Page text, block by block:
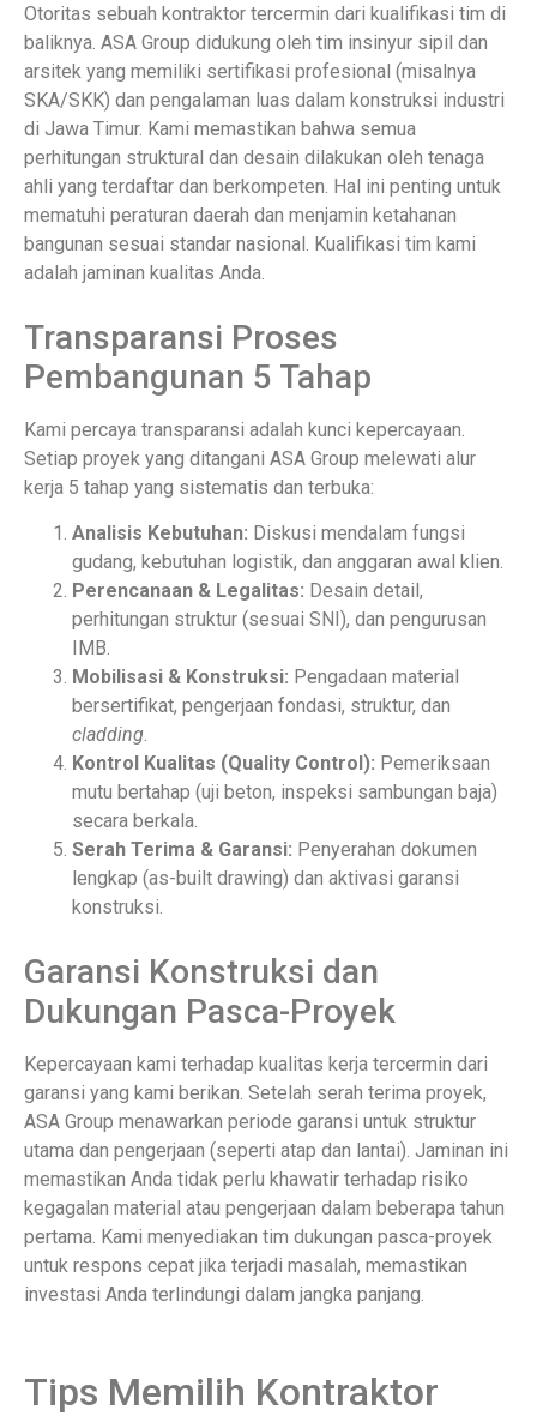
Otoritas sebuah kontraktor tercermin dari kualifikasi tim di
baliknya. ASA Group didukung oleh tim insinyur sipil dan
arsitek yang memiliki sertifikasi profesional (misalnya
SKA/SKK) dan pengalaman luas dalam konstruksi industri
di Jawa Timur. Kami memastikan bahwa semua
perhitungan struktural dan desain dilakukan oleh tenaga
ahli yang terdaftar dan berkompeten. Hal ini penting untuk
mematuhi peraturan daerah dan menjamin ketahanan
bangunan sesuai standar nasional. Kualifikasi tim kami
adalah jaminan kualitas Anda.
Transparansi Proses
Pembangunan 5 Tahap
Kami percaya transparansi adalah kunci kepercayaan.
Setiap proyek yang ditangani ASA Group melewati alur
kerja 5 tahap yang sistematis dan terbuka:
Analisis Kebutuhan: Diskusi mendalam fungsi
gudang, kebutuhan logistik, dan anggaran awal klien.
Perencanaan & Legalitas: Desain detail,
perhitungan struktur (sesuai SNI), dan pengurusan
IMB.
Mobilisasi & Konstruksi: Pengadaan material
bersertifikat, pengerjaan fondasi, struktur, dan
cladding.
Kontrol Kualitas (Quality Control): Pemeriksaan
mutu bertahap (uji beton, inspeksi sambungan baja)
secara berkala.
Serah Terima & Garansi: Penyerahan dokumen
lengkap (as-built drawing) dan aktivasi garansi
konstruksi.
Garansi Konstruksi dan
Dukungan Pasca-Proyek
Kepercayaan kami terhadap kualitas kerja tercermin dari
garansi yang kami berikan. Setelah serah terima proyek,
ASA Group menawarkan periode garansi untuk struktur
utama dan pengerjaan (seperti atap dan lantai). Jaminan ini
memastikan Anda tidak perlu khawatir terhadap risiko
kegagalan material atau pengerjaan dalam beberapa tahun
pertama. Kami menyediakan tim dukungan pasca-proyek
untuk respons cepat jika terjadi masalah, memastikan
investasi Anda terlindungi dalam jangka panjang.
Tips Memilih Kontraktor